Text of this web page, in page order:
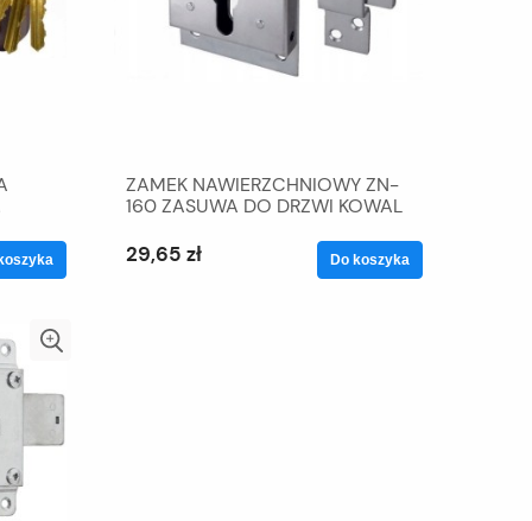
ZAMEK NAWIERZCHNIOWY ZN-
160 ZASUWA DO DRZWI KOWAL
29,65 zł Do koszyka